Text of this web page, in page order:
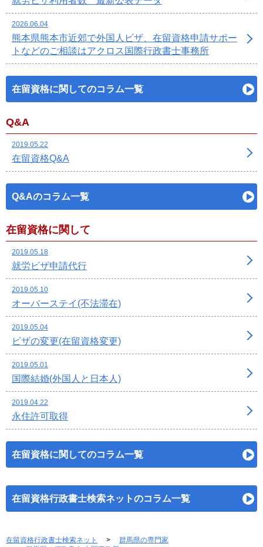
2026.06.04
熊本県熊本市近郊で外国人ビザ、在留資格申請サポー
トなどのご相談はアクロス国際行政書士事務所
在留資格に関してのコラム一覧
Q&A
2019.05.22
在留資格Q&A
Q&Aのコラム一覧
在留資格に関して
2019.05.18
就労ビザ申請代行
2019.05.10
オーバーステイ(不法滞在)
2019.05.04
ビザの変更(在留資格変更)
2019.05.01
国際結婚(外国人と日本人)
2019.04.22
永住許可取得
在留資格に関してのコラム一覧
在留資格行政書士検索ネットのコラム一覧
在留資格行政書士検索ネット
群馬県の専門家